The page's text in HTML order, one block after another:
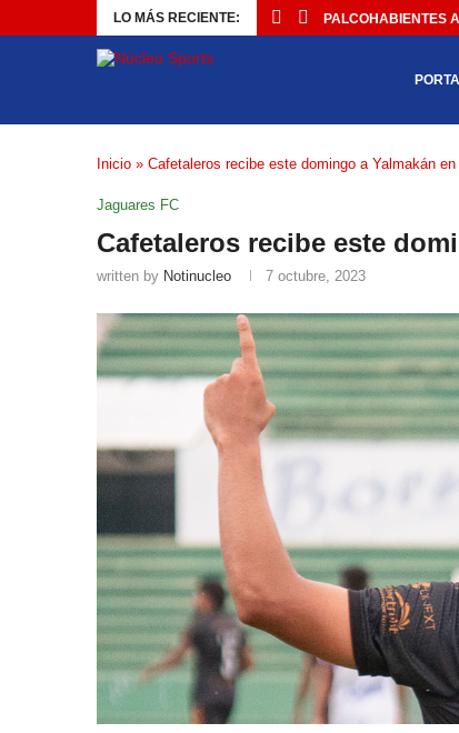
LO MÁS RECIENTE: PALCOHABIENTES
Inicio » Cafetaleros recibe este domingo a Yalmakán
Jaguares FC
Cafetaleros recibe este
written by Notinucleo 7 octubre, 2023